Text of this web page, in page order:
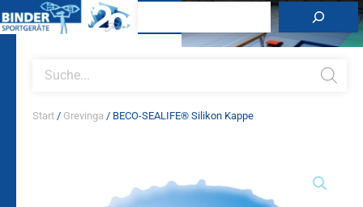
Inhalt
search
Start / Grevinga / BECO-SEALIFE® Silikon Kappe